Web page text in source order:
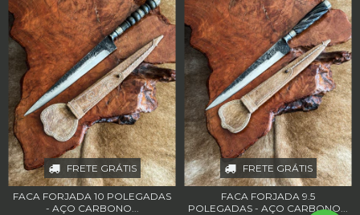
FRETE GRÁTIS
FACA FORJADA 10 POLEGADAS
- AÇO CARBONO...
FRETE GRÁTIS
FACA FORJADA 9.5
POLEGADAS - AÇO CARBONO...